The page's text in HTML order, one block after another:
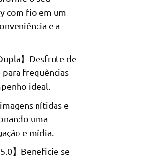
com fio em um
e a
】Desfrute de
para frequências
ideal.
nítidas e
uma
e mídia.
】Beneficie-se